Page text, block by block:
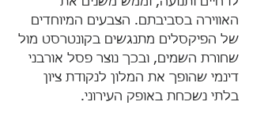
האווירה בסביבתם. הצבעים המיוחדים
של הפיקסלים מתנגשים בקונטרסט מול
שחורת השמים, ובכך נוצר פסל אורבני
דינמי שהופך את המלון לנקודת ציון
בלתי נשכחת באופק העירוני.